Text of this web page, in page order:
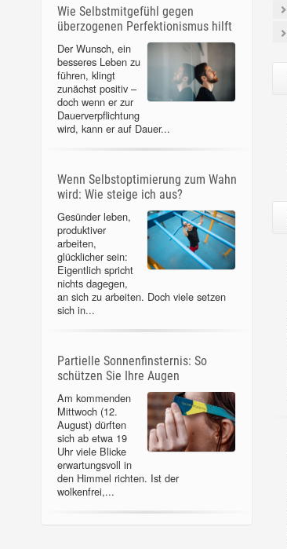
Wie Selbstmitgefühl gegen
überzogenen Perfektionismus hilft
Der Wunsch, ein
besseres Leben zu
führen, klingt
zunächst positiv –
doch wenn er zur
Dauerverpflichtung
wird, kann er auf Dauer...
Wenn Selbstoptimierung zum Wahn
wird: Wie steige ich aus?
Gesünder leben,
produktiver
arbeiten,
glücklicher sein:
Eigentlich spricht
nichts dagegen,
an sich zu arbeiten. Doch viele setzen
sich in...
Partielle Sonnenfinsternis: So
schützen Sie Ihre Augen
Am kommenden
Mittwoch (12.
August) dürften
sich ab etwa 19
Uhr viele Blicke
erwartungsvoll in
den Himmel richten. Ist der
wolkenfrei,...